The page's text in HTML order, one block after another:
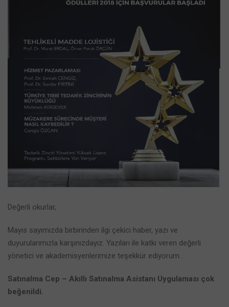
Değerli okurlar,
Mayıs sayımızda birbirinden ilgi çekici haber, yazı ve
duyurularımızla karşınızdayız. Yazıları ile katkı veren değerli
yönetici ve akademisyenlerimize teşekkür ediyorum.
Satınalma Cep – Akıllı Satınalma Asistanı Uygulaması çok
beğenildi.